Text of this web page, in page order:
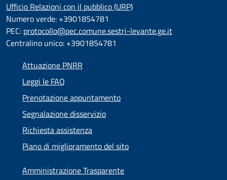
Ufficio Relazioni con il pubblico (URP)
Numero verde: +3901854781
PEC: protocollo@pec.comune.sestri-levante.ge.it
Centralino unico: +3901854781
Attuazione PNRR
Leggi le FAQ
Prenotazione appuntamento
Segnalazione disservizio
Richiesta assistenza
Piano di miglioramento del sito
Amministrazione Trasparente